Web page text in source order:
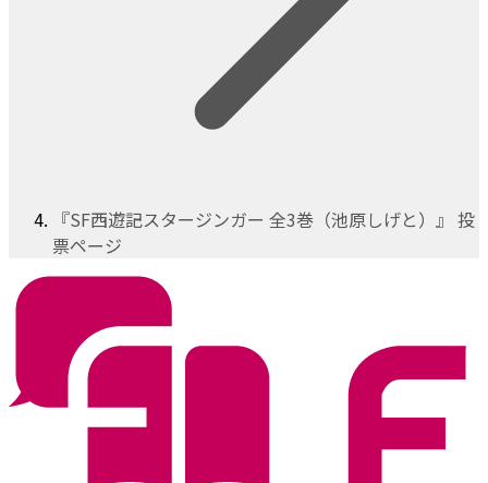
『SF西遊記スタージンガー 全3巻（池原しげと）』 投
票ページ